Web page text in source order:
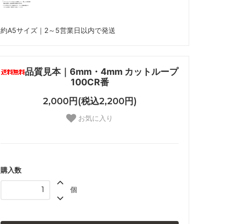
約A5サイズ｜2～5営業日以内で発送
品質見本｜6mm・4mm カットループ
100CR番
2,000円(税込2,200円)
お気に入り
購入数
個